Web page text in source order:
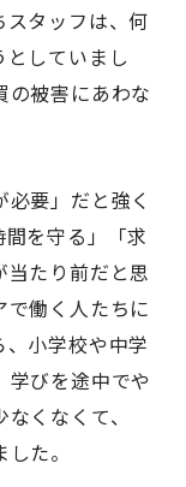
スタッフは、何
していまし
の被害にあわな
要」だと強く
を守る」「求
たり前だと思
で働く人たちに
小学校や中学
学びを途中でや
くなくて、
た。